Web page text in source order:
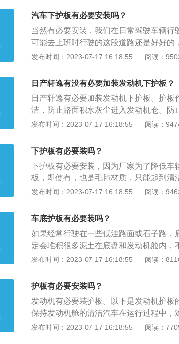
增加，油耗也会相应增加。风阻必然会增
素导致发动机损坏的汽车抛锚。汽车保护
沙撞击发动机，这在短时间内不会对发动
造成一定的影响。防止不平的路面和硬物
的清洁，在一定程度上防止汽车行驶时
舱。
汽车下护板有必要安装吗？
当然有必要安装，我们在日常驾驶车辆行
可能去上班时行驶的这段道路还是好好
说在晚上，看道路状况并没有像白天那样
过程中防止由于凹凸不平的路面对发动机
行过程中由于外在因素导致发动机损坏的
轮胎碾压而卷起的沙石硬物撞击发动机
响，可是时间长了，对发动机还是有一
表面的清洁，一定程度上防止汽车在行驶
发布时间：2023-07-17 16:18:55 阅读：
日产轩逸有没有必要加装发动机下护板？
日产轩逸有必要加装发动机下护板。护
洁，防止路面积水灰尘进入发动机仓。防
同车型定身设计的引擎防护装置，其设计
防止汽车行驶过程中轮胎碾压后卷起的沙
发动机这种现象。延长使用寿命：通过一
免出行过程中由于外在因素导致发动机损
质护板，因为轿车底盘一般离地面都只有
凸地面对发动机的拖挂和撞击。短时间内
发布时间：2023-07-17 16:18:55 阅读：
下护板有必要装吗？
下护板有必要安装，因为厂家为了降低车
板，即使有，也是毛毡材质，只能起到清
绍：底盘下护板的功能：底盘下护板的功
起到保护发动机油底壳和变速箱的作用。
用的材料有钢板、铝合金、钛合金、树脂
金属护板的强度高，但会出现共振，噪音
发布时间：2023-07-17 16:18:55 阅读：
车底护板有必要装吗？
如果经常行驶在一些低洼路面或石子路
定会堆积很多泥土在底盘和发动机舱内
有一定影响。但相反而言，如果平时只是
底盘防撞防锈隔音，一种高科技的粘附性
率、高附着性，可喷涂在车辆底盘、汽车
后形成一层牢固的弹性保护层。2、作用
气、盐分对车辆底盘金属的侵蚀，防止
发布时间：2023-07-17 16:18:55 阅读：
护板有必要安装吗？
发动机有必要装护板。以下是发动机护板
保持发动机舱的清洁汽车在运行过程中，
装发动机护板之后可以防止路面积水以及
发布时间：2023-07-17 16:18:55 阅读：